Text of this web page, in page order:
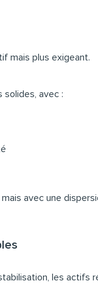
mais plus exigeant.
avec :
avec une
les actifs